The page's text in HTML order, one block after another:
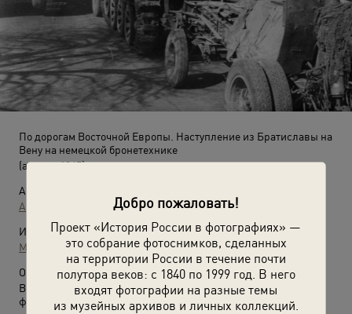
Добро пожаловать!
Проект «История России в фотографиях» —
это собрание фотоснимков, сделанных
на территории России в течение почти
полутора веков: с 1840 по 1999 год. В него
входят фотографии на разные темы
из музейных архивов и личных коллекций.
По дорогам Восточной Европы. Наступление из Братиславы на
Вену на немецкой бронетехнике
(апрель 1945)
Автор:
Арон Замский
Источники:
МАММ / МДФ
О фотографии:
Выставка
«Арон Замский: между кадром и боем»с этой
фотографией.